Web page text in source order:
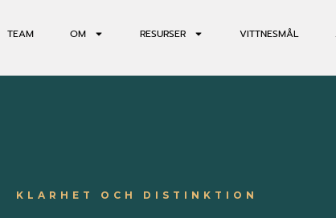
TEAM OM RESURSER VITTNESMÅL
KLARHET OCH DISTINKTION